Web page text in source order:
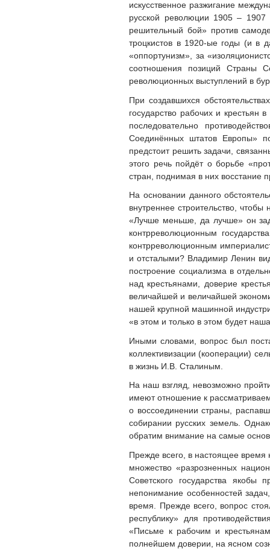
искусственное разжигание
русской революции 1905 – 1907
решительный бой» против
троцкистов в 1920-ые годы (и в
«оппортунизм», за
соотношения позиций Страны
революционных выступлений в
При создавшихся
государство рабочих и
последовательно
Соединённых штатов Европы»
предстоит решить задачи,
этого речь пойдёт о борьбе
стран, поднимая в них восстание
На основании данного
внутреннее строительство,
«Лучше меньше, да лучше» он
контрреволюционным
контрреволюционным
и отсталыми? Владимир Ленин
построение социализма в
над крестьянами, доверие
величайшей и величайшей
нашей крупной машинной
«в этом и только в этом будет
Иными словами, вопрос был
коллективизации (кооперации)
в жизнь И.В. Сталиным.
На наш взгляд, невозможно
имеют отношение к
о воссоединении страны,
собирании русских земель.
обратим внимание на самые
Прежде всего, в настоящее время
множество «разрозненных
Советского государства якобы
непонимание особенностей
время. Прежде всего, вопрос
республику» для
«Письме к рабочим и
полнейшем доверии, на ясном